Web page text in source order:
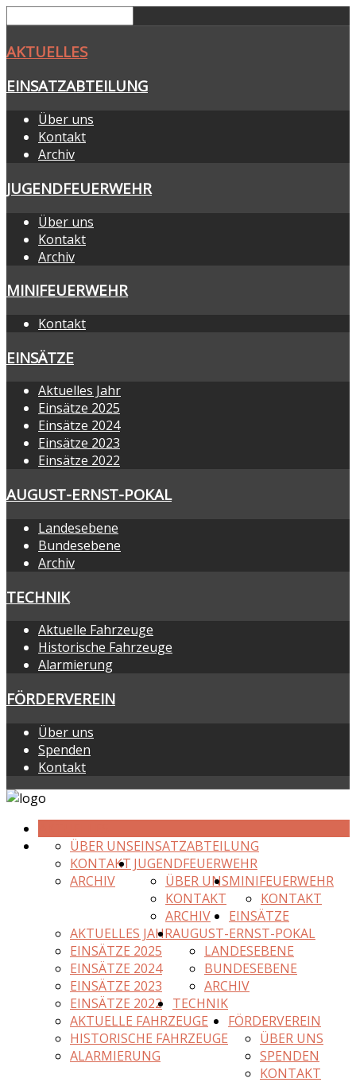
AKTUELLES
EINSATZABTEILUNG
Über uns
Kontakt
Archiv
JUGENDFEUERWEHR
Über uns
Kontakt
Archiv
MINIFEUERWEHR
Kontakt
EINSÄTZE
Aktuelles Jahr
Einsätze 2025
Einsätze 2024
Einsätze 2023
Einsätze 2022
AUGUST-ERNST-POKAL
Landesebene
Bundesebene
Archiv
TECHNIK
Aktuelle Fahrzeuge
Historische Fahrzeuge
Alarmierung
FÖRDERVEREIN
Über uns
Spenden
Kontakt
EINSATZABTEILUNG
ÜBER UNS
KONTAKT
ARCHIV
JUGENDFEUERWEHR
ÜBER UNS
KONTAKT
ARCHIV
MINIFEUERWEHR
KONTAKT
EINSÄTZE
AKTUELLES JAHR
EINSÄTZE 2025
EINSÄTZE 2024
EINSÄTZE 2023
EINSÄTZE 2022
AUGUST-ERNST-POKAL
LANDESEBENE
BUNDESEBENE
ARCHIV
TECHNIK
AKTUELLE FAHRZEUGE
HISTORISCHE FAHRZEUGE
ALARMIERUNG
FÖRDERVEREIN
ÜBER UNS
SPENDEN
KONTAKT